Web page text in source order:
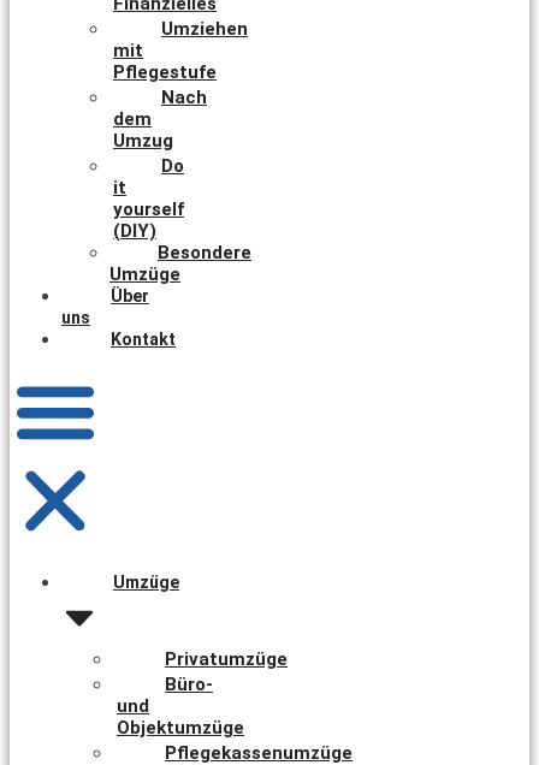
Umziehen
mit
Pflegestufe
Nach
dem
Umzug
Do
it
yourself
(DIY)
Besondere
Umzüge
Über
uns
Kontakt
Umzüge
Privatumzüge
Büro-
und
Objektumzüge
Pflegekassenumzüge